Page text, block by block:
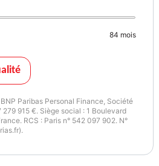
graissage et de tension de chaîne,
parfaitement à votre morphologie et
84 mois
Paribas Personal Finance, Société
915 €. Siège social : 1 Boulevard
RCS : Paris n° 542 097 902. N°